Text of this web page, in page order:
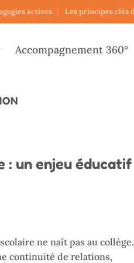
actives Les principes clés
Accompagnement 360°
: un enjeu éducatif
ne naît pas au
continuité de relations,